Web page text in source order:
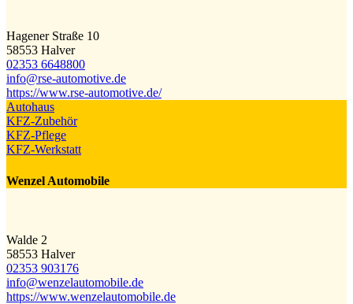
Hagener Straße 10
58553 Halver
02353 6648800
info@​rse-automotive.de
https://www.rse-automotive.de/
Autohaus
KFZ-Zubehör
KFZ-Pflege
KFZ-Werkstatt
Wenzel Automobile
Walde 2
58553 Halver
02353 903176
info@​wenzelautomobile.de
https://www.wenzelautomobile.de